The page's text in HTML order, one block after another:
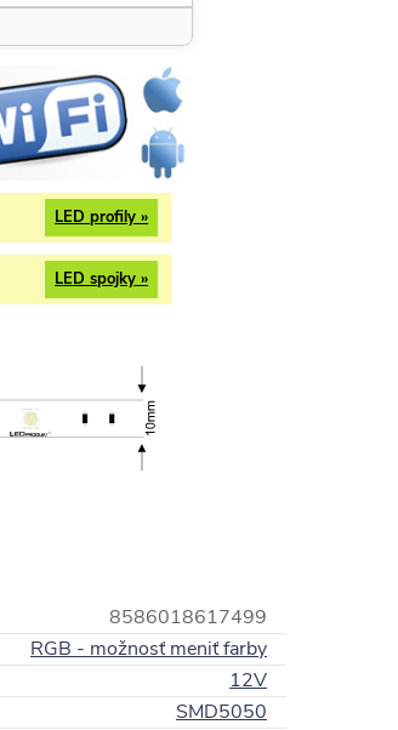
LED profily »
LED spojky »
8586018617499
RGB - možnosť meniť farby
12V
SMD5050